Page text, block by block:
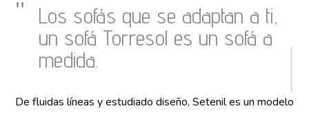
Los sofás que se adaptan a ti,
un sofá Torresol es un sofá a
medida.
De fluidas líneas y estudiado diseño, Setenil es un modelo